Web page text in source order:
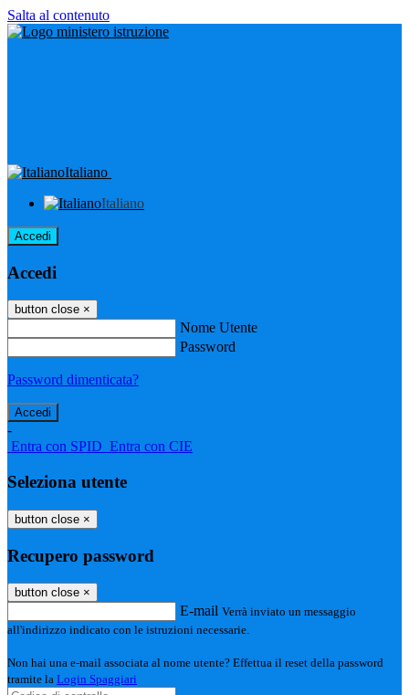
Salta al contenuto
Italiano
Italiano
Accedi
Accedi
button close ×
Nome Utente
Password
Password dimenticata?
-
Entra con SPID Entra con CIE
Seleziona utente
button close ×
Recupero password
button close ×
E-mail Verrà inviato un messaggio
all'indirizzo indicato con le istruzioni necessarie.
Non hai una e-mail associata al nome utente? Effettua il reset della password
tramite la Login Spaggiari